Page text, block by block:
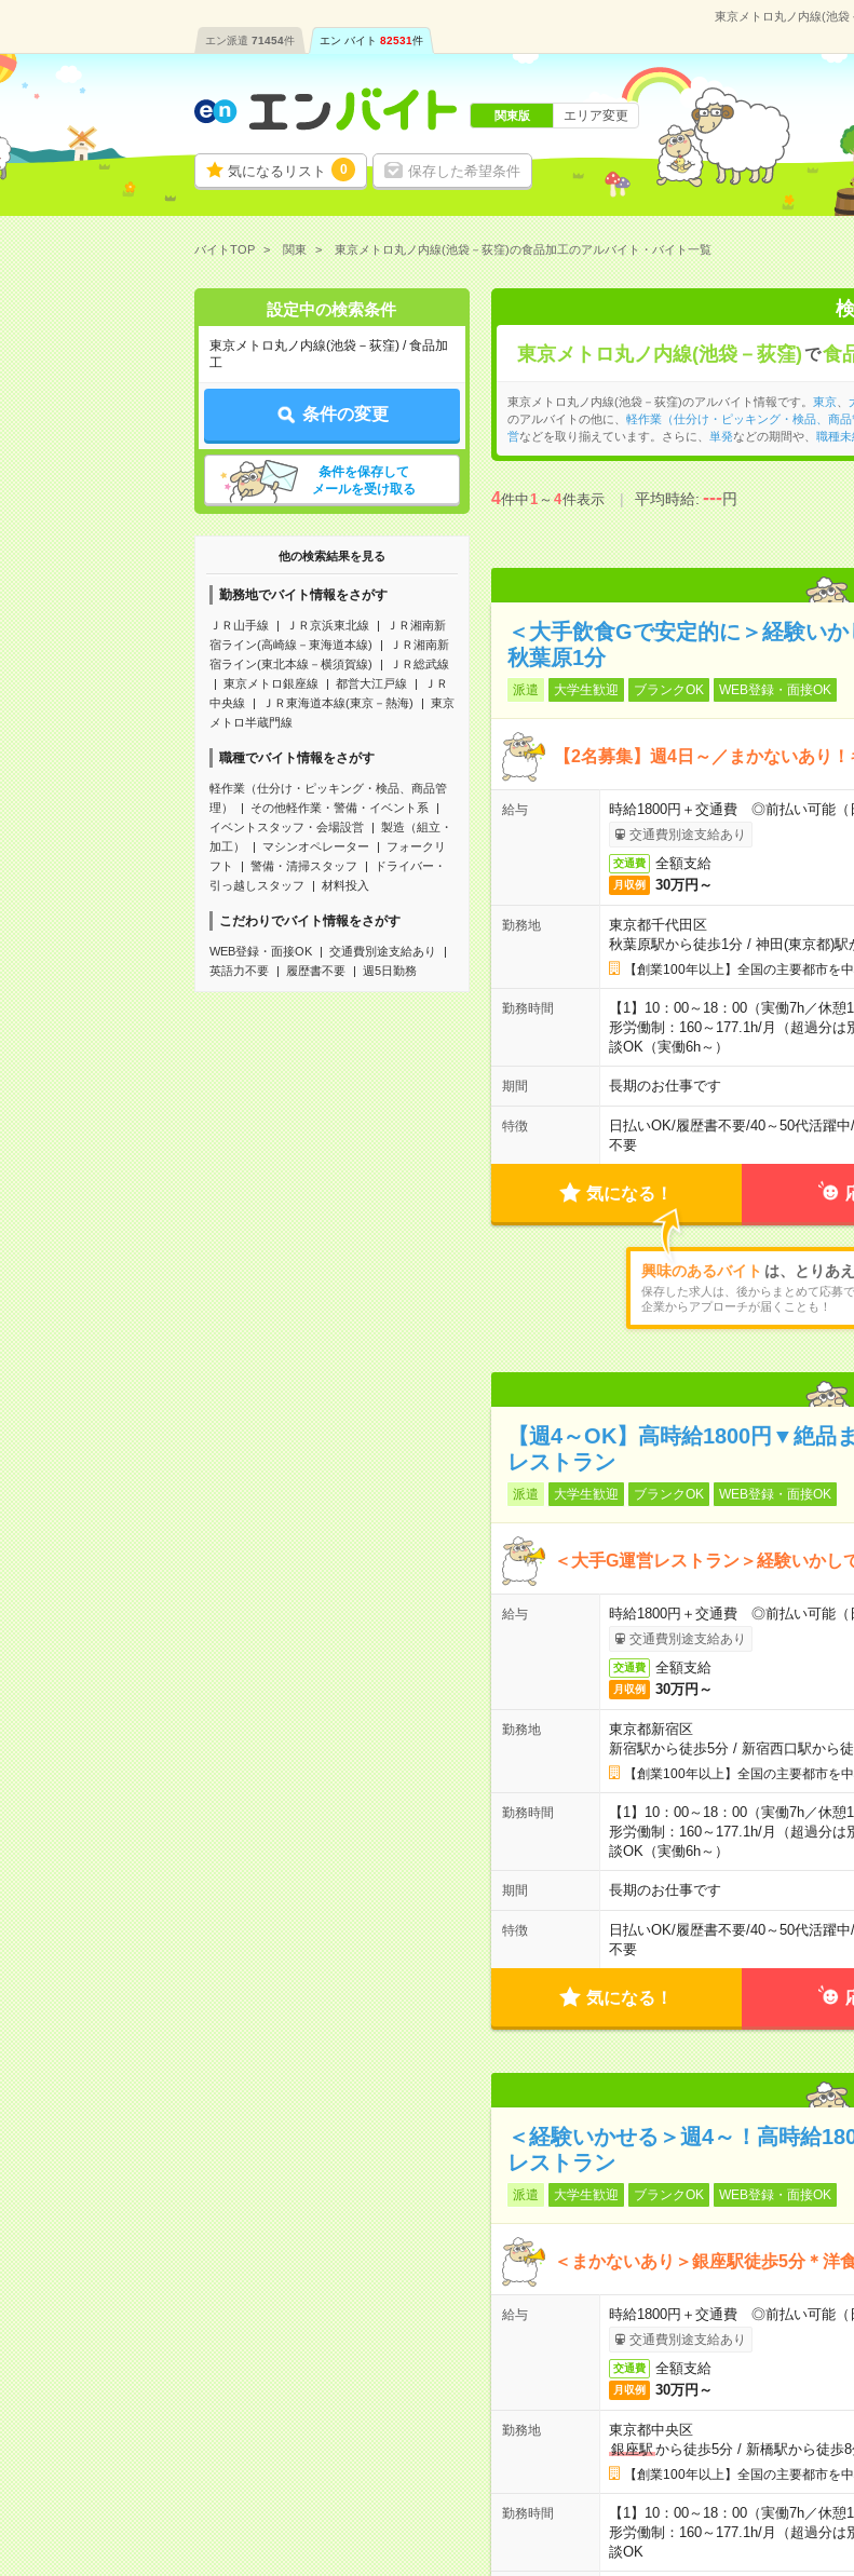
東京メトロ丸ノ内線(池袋
エン派遣 71454件 エン バイト 82531件
気になるリスト 0 保存した希望条件
関東版 エリア変更
バイトTOP 関東 東京メトロ丸ノ内線(池袋－荻窪)の食品加工のアルバイト・バイト一覧
設定中の検索条件
東京メトロ丸ノ内線(池袋－荻窪) / 食品加
工
条件の変更
条件を保存して
メールを受け取る
他の検索結果を見る
勤務地でバイト情報をさがす
ＪＲ山手線 ＪＲ京浜東北線
ＪＲ湘南新
宿ライン(高崎線－東海道本線)
ＪＲ湘南新
宿ライン(東北本線－横須賀線)
ＪＲ総武線
東京メトロ銀座線
都営大江戸線
ＪＲ
中央線
ＪＲ東海道本線(東京－熱海)
東京
メトロ半蔵門線
職種でバイト情報をさがす
軽作業（仕分け・ピッキング・検品、商品管
理）
その他軽作業・警備・イベント系
イベントスタッフ・会場設営
製造（組立・
加工）
マシンオペレーター
フォークリ
フト
警備・清掃スタッフ
ドライバー・
引っ越しスタッフ
材料投入
こだわりでバイト情報をさがす
WEB登録・面接OK
交通費別途支給あり
英語力不要
履歴書不要 週5日勤務
東京メトロ丸ノ内線(池袋－荻窪)で食
東京メトロ丸ノ内線(池袋－荻窪)のアルバイト情報です。 東京、
のアルバイトの他に、 軽作業（仕分け・ピッキング・検品、商品
営などを取り揃えています。さらに、 単発などの期間や、 職種
4件中1～4件表示 平均時給:---円
＜大手飲食Gで安定的に＞経験い
秋葉原1分
派遣 大学生歓迎 ブランクOK WEB登録・面接OK
【2名募集】週4日～／まかないあり
給与 時給1800円＋交通費 ◎前払い可能（
交通費別途支給あり
交通費 全額支給
月収例 30万円～
勤務地
東京都千代田区
秋葉原駅から徒歩1分/ 神田(東京都)駅
【創業100年以上】全国の主要都市を
勤務時間
【1】10：00～18：00（実働7h／休
形労働制：160～177.1h/月（超過分
談OK（実働6h～）
期間 長期のお仕事です
特徴 日払いOK/履歴書不要/40～50代活躍中/
不要
気になる！
興味のあるバイト は、とりあ
保存した求人は、後からまとめて応募で
企業からアプローチが届くことも！
【週4～OK】高時給1800円▼絶品
レストラン
派遣 大学生歓迎 ブランクOK WEB登録・面接OK
＜大手G運営レストラン＞経験いかし
給与 時給1800円＋交通費 ◎前払い可能（
交通費別途支給あり
交通費 全額支給
月収例 30万円～
勤務地
東京都新宿区
新宿駅から徒歩5分/ 新宿西口駅から
【創業100年以上】全国の主要都市を
勤務時間
【1】10：00～18：00（実働7h／休
形労働制：160～177.1h/月（超過分
談OK（実働6h～）
期間 長期のお仕事です
特徴 日払いOK/履歴書不要/40～50代活躍中/
不要
気になる！
＜経験いかせる＞週4～！高時給
レストラン
派遣 大学生歓迎 ブランクOK WEB登録・面接OK
＜まかないあり＞銀座駅徒歩5分＊洋
給与 時給1800円＋交通費 ◎前払い可能（
交通費別途支給あり
交通費 全額支給
月収例 30万円～
勤務地
東京都中央区
銀座駅から徒歩5分/ 新橋駅から徒歩
【創業100年以上】全国の主要都市を
勤務時間
【1】10：00～18：00（実働7h／休
形労働制：160～177.1h/月（超過分
談OK